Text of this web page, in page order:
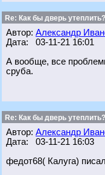
Re: Как бы дверь утеплить?
Автор: Александр
Дата: 03-11-21 16:01
А вообще, все
сруба.
Re: Как бы дверь утеплить?
Автор: Александр
Дата: 03-11-21 16:03
федот68( Калуга)